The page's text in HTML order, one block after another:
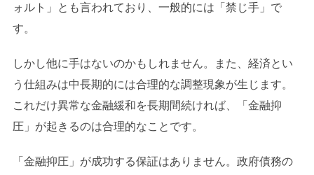
ォルト」とも言われており、一般的には「禁じ手」で
す。
しかし他に手はないのかもしれません。また、経済とい
う仕組みは中長期的には合理的な調整現象が生じます。
これだけ異常な金融緩和を長期間続ければ、「金融抑
圧」が起きるのは合理的なことです。
「金融抑圧」が成功する保証はありません。政府債務の